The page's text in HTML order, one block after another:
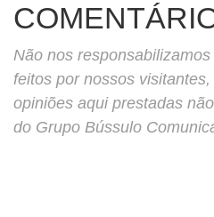
Não nos
feitos por nossos
opiniões aqui prestadas
do Grupo Bússulo